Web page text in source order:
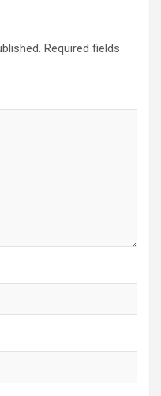
Required fields